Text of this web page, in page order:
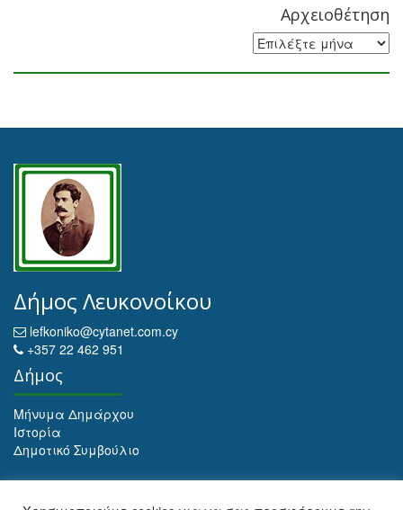
Αρχειοθέτηση
Αρχειοθέτηση
Δήμος Λευκονοίκου
lefkoniko@cytanet.com.cy
+357 22 462 951
Δήμος
Μήνυμα Δημάρχου
Ιστορία
Δημοτικό Συμβούλιο